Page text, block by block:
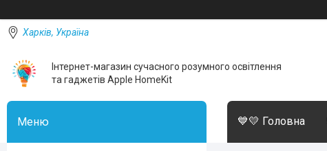
Харків, Україна
Інтернет-магазин сучасного розумного освітлення
та гаджетів Apple HomeKit
💙💛 Головна